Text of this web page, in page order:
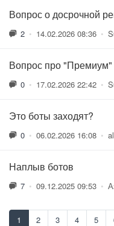
Вопрос о досрочной
2 • 14.02.2026 08:36 •
Вопрос про
0 • 17.02.2026 22:42 •
Это боты заходят?
0 • 06.02.2026 16:08 •
Наплыв ботов
7 • 09.12.2025 09:53 •
1 2 3 4 5